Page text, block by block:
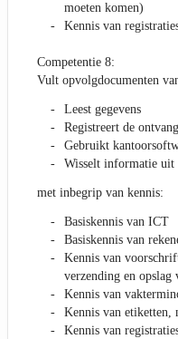
moeten komen)
Kennis van
Competentie 8:
Vult opvolgdocumenten
Leest gegevens
Registreert de
Gebruikt
Wisselt informatie uit
met inbegrip van kennis:
Basiskennis van ICT
Basiskennis van
Kennis van
verzending en opslag
Kennis van
Kennis van etiketten,
Kennis van